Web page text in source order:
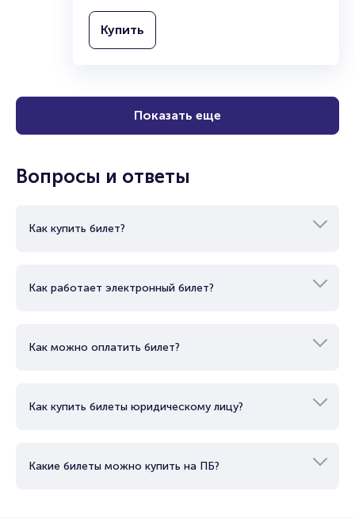
Купить
Показать еще
Вопросы и ответы
Как купить билет?
Как работает электронный билет?
Как можно оплатить билет?
Как купить билеты юридическому лицу?
Какие билеты можно купить на ПБ?